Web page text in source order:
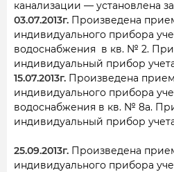
канализации — установлена
03.07.2013г. Произведена
индивидуального прибора
водоснабжения в кв. № 2.
индивидуальный прибор
15.07.2013г. Произведена
индивидуального прибора
водоснабжения в кв. № 8а.
индивидуальный прибор
25.09.2013г. Произведена
индивидуального прибора